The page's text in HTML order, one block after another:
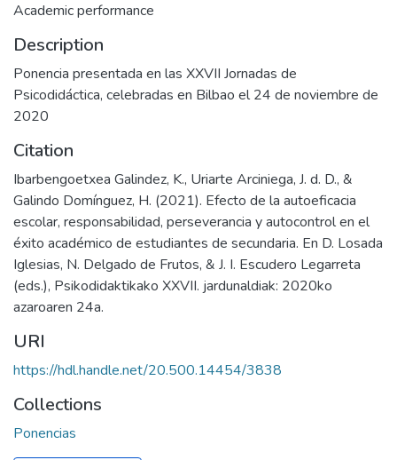
Academic performance
Description
Ponencia presentada en las XXVII Jornadas de
Psicodidáctica, celebradas en Bilbao el 24 de noviembre de
2020
Citation
Ibarbengoetxea Galindez, K., Uriarte Arciniega, J. d. D., &
Galindo Domínguez, H. (2021). Efecto de la autoeficacia
escolar, responsabilidad, perseverancia y autocontrol en el
éxito académico de estudiantes de secundaria. En D. Losada
Iglesias, N. Delgado de Frutos, & J. I. Escudero Legarreta
(eds.), Psikodidaktikako XXVII. jardunaldiak: 2020ko
azaroaren 24a.
URI
https://hdl.handle.net/20.500.14454/3838
Collections
Ponencias